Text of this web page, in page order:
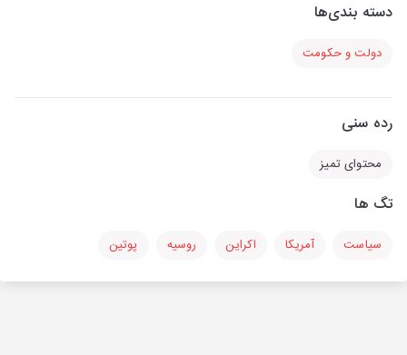
دسته بندی‌ها
دولت و حکومت
رده سنی
محتوای تمیز
تگ ها
سیاست آمریکا اکراین روسیه پوتین